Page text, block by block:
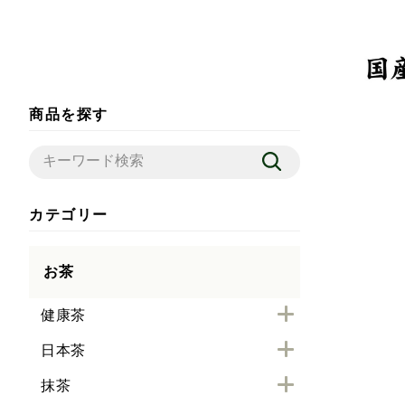
商品を探す
カテゴリー
お茶
健康茶
日本茶
抹茶